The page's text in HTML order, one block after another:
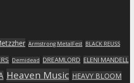
Armstrong MetalFest BLACK REUSS
Demidead DREAMLORD ELENI MANDELL
Heaven Music HEAVY BLOOM